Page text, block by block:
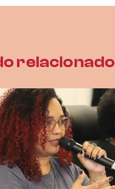
relacionado